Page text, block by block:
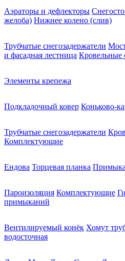
Аэраторы и дефлекторы
желоба) Нижнее колено (слив)
Трубчатые снегозадержатели
и фасадная лестница Кровельные
Элементы крепежа
Подкладочный ковер Коньково-
Трубчатые снегозадержатели
Комплектующие
Ендова Торцевая планка
Пароизоляция Комплектующие
примыканий
Вентилируемый конёк Хомут
водосточная